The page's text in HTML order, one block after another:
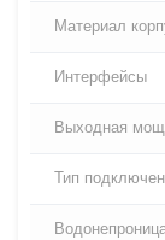
Материал
Интерфейсы
Выходная
Тип